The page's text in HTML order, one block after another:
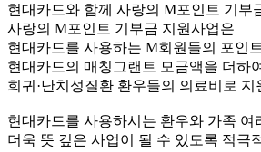
현대카드와 함께 사랑의 M포인트 기부
사랑의 M포인트 기부금 지원사업은
현대카드를 사용하는 M회원들의 포인
현대카드의 매칭그랜트 모금액을 더하
희귀·난치성질환 환우들의 의료비로
현대카드를 사용하시는 환우와 가족 여
더욱 뜻 깊은 사업이 될 수 있도록 적극